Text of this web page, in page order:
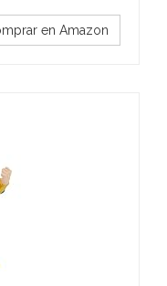
en Amazon